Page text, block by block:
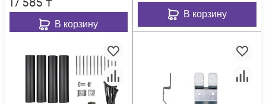
В корзину
В корзину